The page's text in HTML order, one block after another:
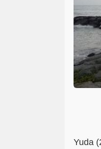
Yuda